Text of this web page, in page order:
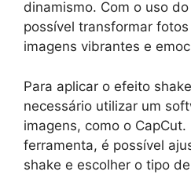
dinamismo. Com o uso
possível transformar
imagens vibrantes e
Para aplicar o efeito
necessário utilizar um
imagens, como o CapCut.
ferramenta, é possível
shake e escolher o tipo